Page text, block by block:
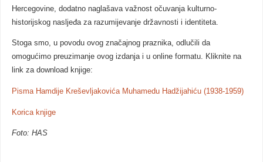
Hercegovine, dodatno naglašava važnost očuvanja kulturno-
historijskog nasljeđa za razumijevanje državnosti i identiteta.
Stoga smo, u povodu ovog značajnog praznika, odlučili da
omogućimo preuzimanje ovog izdanja i u online formatu. Kliknite na
link za download knjige:
Pisma Hamdije Kreševljakovića Muhamedu Hadžijahiću (1938-1959)
Korica knjige
Foto: HAS